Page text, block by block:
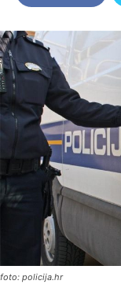
foto: policija.hr